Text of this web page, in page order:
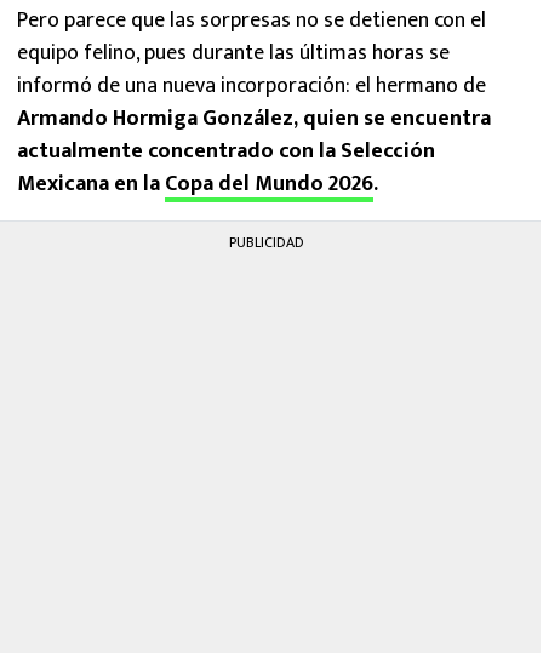
Pero parece que las sorpresas no se detienen con el
equipo felino, pues durante las últimas horas se
informó de una nueva incorporación: el hermano de
Armando Hormiga González, quien se encuentra
actualmente concentrado con la Selección
Mexicana en laCopa del Mundo 2026.
PUBLICIDAD